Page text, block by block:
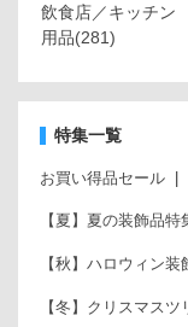
飲食店／キッチン
用品(281)
特集一覧
お買い得品セール
【夏】夏の装飾品特
【秋】ハロウィン装
【冬】クリスマスツ